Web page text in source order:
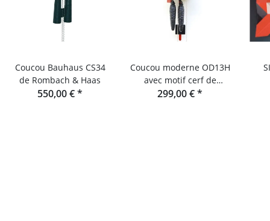
Coucou Bauhaus CS34
de Rombach & Haas
550,00 €*
Coucou moderne OD13H
avec motif cerf de
Rombach & Haas
299,00 €*